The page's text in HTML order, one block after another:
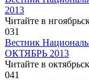
2013
Читайте в
031
Вестник
ОКТЯБРЬ 2013
Читайте в
041